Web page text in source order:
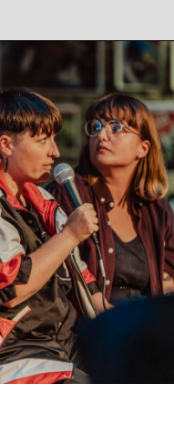
BE
BE
BE
2024 -
BE
MA
2022 -